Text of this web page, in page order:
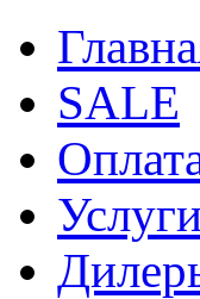
SALE
Услуги